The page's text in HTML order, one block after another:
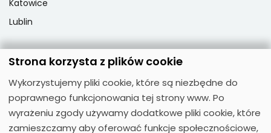
Katowice
Lublin
Popularne przedmioty
Język angielski
Język niemiecki
Język hiszpański
Strona korzysta z plików cookie
Wykorzystujemy pliki cookie, które są niezbędne do
poprawnego funkcjonowania tej strony www. Po
wyrażeniu zgody używamy dodatkowe pliki cookie, które
zamieszczamy aby oferować funkcje społecznościowe,